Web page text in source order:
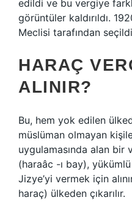
edildi ve bu vergiye
görüntüler kaldırıldı.
Meclisi tarafından
HARAÇ
ALINIR?
Bu, hem yok edilen
müslüman olmayan
uygulamasında alan bir
(haraâc -ı bay),
Jizye’yi vermek için
haraç) ülkeden çıkarılır.